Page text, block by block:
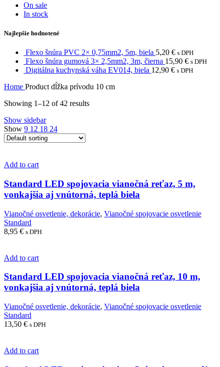
On sale
In stock
Najlepšie hodnotené
Flexo šnúra PVC 2× 0,75mm2, 5m, biela 5,20 € s DPH
Flexo šnúra gumová 3× 2,5mm2, 3m, čierna 15,90 € s DPH
Digitálna kuchynská váha EV014, biela 12,90 € s DPH
Home Product dĺžka prívodu 10 cm
Showing 1–12 of 42 results
Show sidebar
Show 9 12 18 24
Add to cart
Standard LED spojovacia vianočná reťaz, 5 m,
vonkajšia aj vnútorná, teplá biela
Vianočné osvetlenie, dekorácie, Vianočné spojovacie osvetlenie
Standard
8,95 € s DPH
Add to cart
Standard LED spojovacia vianočná reťaz, 10 m,
vonkajšia aj vnútorná, teplá biela
Vianočné osvetlenie, dekorácie, Vianočné spojovacie osvetlenie
Standard
13,50 € s DPH
Add to cart